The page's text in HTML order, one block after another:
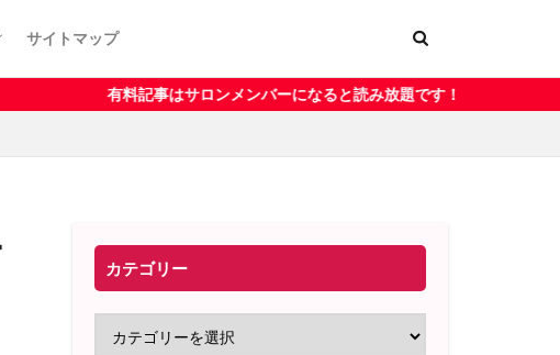
ポリシー
に基づく表記
サイトマップ
事はサロンメンバーになると読み放題です！
カテゴリー